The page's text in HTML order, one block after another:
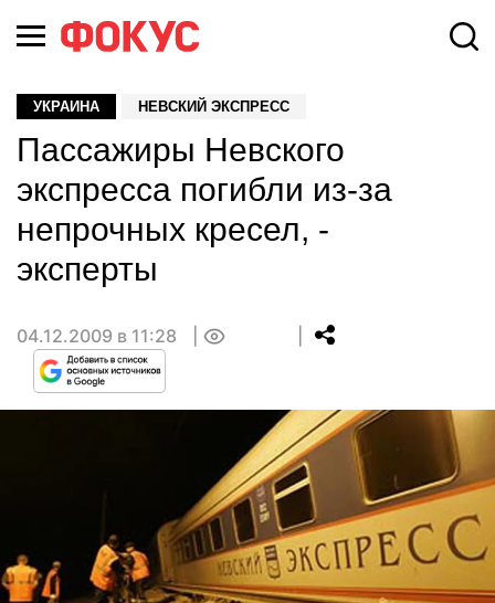
УКРАИНА НЕВСКИЙ ЭКСПРЕСС
Пассажиры Невского
экспресса погибли из-за
непрочных кресел, -
эксперты
04.12.2009 в 11:28